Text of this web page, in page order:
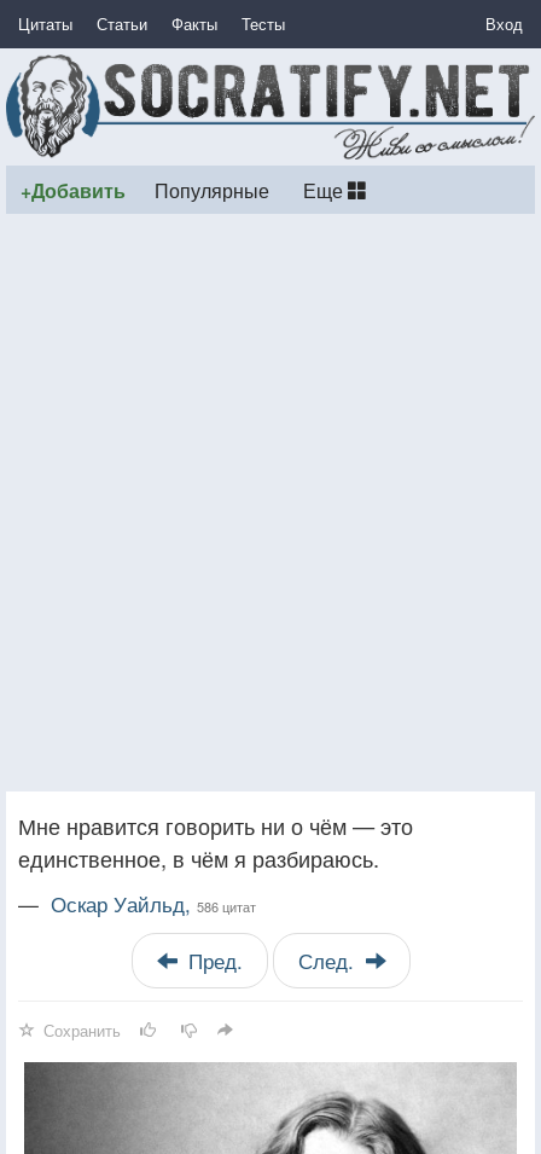
Цитаты Статьи Факты Тесты Вход
+Добавить Популярные Еще
Мне нравится говорить ни о чём — это
единственное, в чём я разбираюсь.
— Оскар Уайльд, 586 цитат
Пред. След.
Сохранить